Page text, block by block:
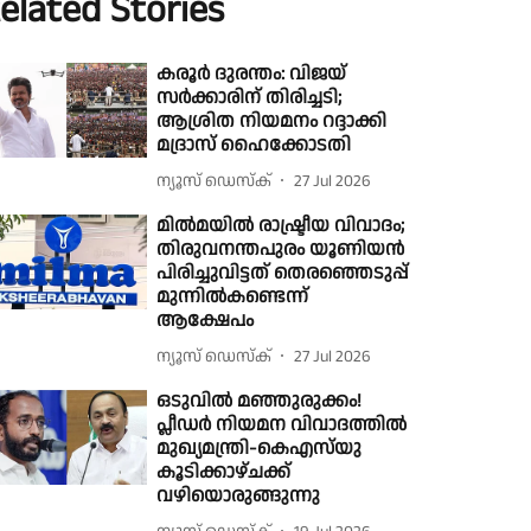
കരൂർ ദുരന്തം: വിജയ്
സര്‍ക്കാരിന് തിരിച്ചടി;
ആശ്രിത നിയമനം റദ്ദാക്കി
മദ്രാസ് ഹൈക്കോടതി
ന്യൂസ് ഡെസ്ക് 27 Jul 2026
മിൽമയിൽ രാഷ്ട്രീയ വിവാദം;
തിരുവനന്തപുരം യൂണിയൻ
പിരിച്ചുവിട്ടത് തെരഞ്ഞെടുപ്പ്
മുന്നിൽകണ്ടെന്ന്
ആക്ഷേപം
ന്യൂസ് ഡെസ്ക് 27 Jul 2026
ഒടുവിൽ മഞ്ഞുരുക്കം!
പ്ലീഡർ നിയമന വിവാദത്തിൽ
മുഖ്യമന്ത്രി-കെഎസ്‌യു
കൂടിക്കാഴ്ചക്ക്
വഴിയൊരുങ്ങുന്നു